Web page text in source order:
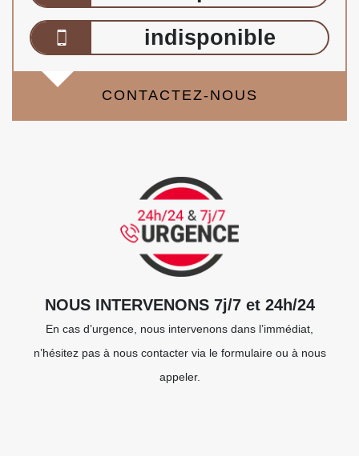
indisponible
CONTACTEZ-NOUS
NOUS INTERVENONS 7j/7 et 24h/24
En cas d’urgence, nous intervenons dans l’immédiat,
n’hésitez pas à nous contacter via le formulaire ou à nous
appeler.